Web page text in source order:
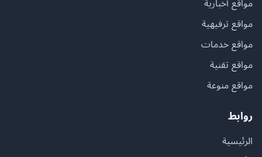
مواقع أخبارية
مواقع ترفيهية
مواقع خدمات
مواقع تقنية
مواقع منوعة
روابط
الرئيسية